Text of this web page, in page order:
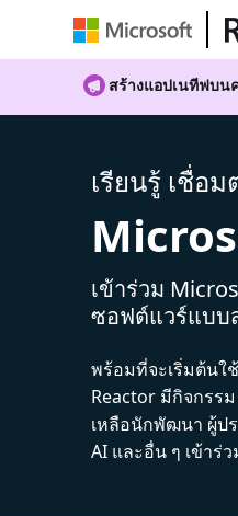
สร้างแอปเนทีฟบน
เรียนรู้ เชื่อม
เข้าร่วม
ซอฟต์แวร์แบบ
พร้อมที่จะเริ่มต้นใ
Reactor มีกิจกรร
เหลือนักพัฒนา ผู้ป
AI และอื่น ๆ เข้าร่ว